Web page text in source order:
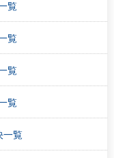
覧
覧
覧
覧
一覧